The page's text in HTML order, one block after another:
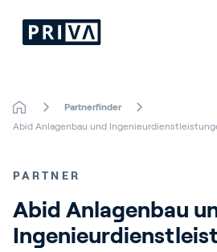
园艺生产自
关于普瑞瓦（
Partnerfinder
Abid Anlagenbau und
PARTNER
Abid Anlagenbau